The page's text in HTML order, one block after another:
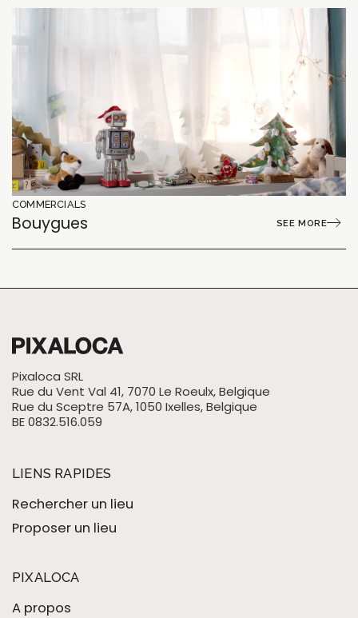
COMMERCIALS
Bouygues SEE MORE
Pixaloca SRL
Rue du Vent Val 41, 7070 Le Roeulx, Belgique
Rue du Sceptre 57A, 1050 Ixelles, Belgique
BE 0832.516.059
LIENS RAPIDES
Rechercher un lieu
Proposer un lieu
PIXALOCA
A propos